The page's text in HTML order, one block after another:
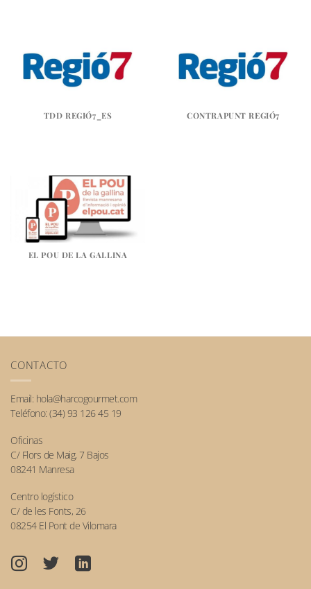
TDD REGIÓ7_ES CONTRAPUNT REGIÓ7
EL POU DE LA GALLINA
CONTACTO
Email: hola@harcogourmet.com
Teléfono: (34) 93 126 45 19
Oficinas
C/ Flors de Maig, 7 Bajos
08241 Manresa
Centro logístico
C/ de les Fonts, 26
08254 El Pont de Vilomara